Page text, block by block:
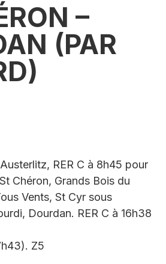
–
(PAR
RER C à 8h45 pour
Chéron, Grands Bois du
Vents, St Cyr sous
Dourdan. RER C à 16h38
Z5